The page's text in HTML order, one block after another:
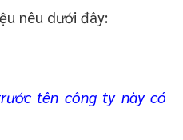
nêu dưới đây:
tên công ty này có